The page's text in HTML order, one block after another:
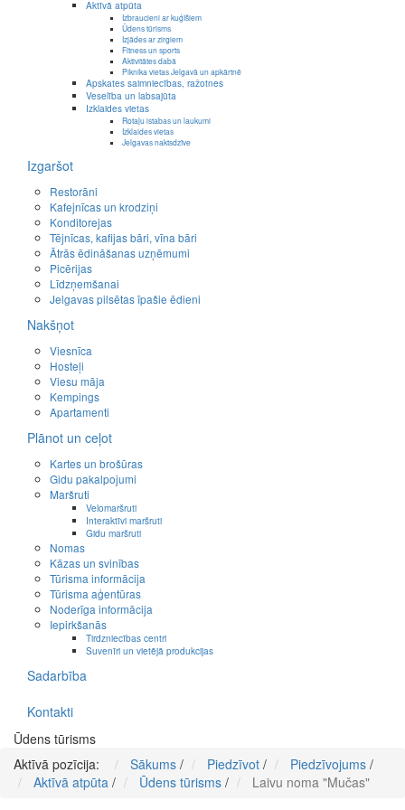
Aktīvā atpūta
Izbraucieni ar kuģīšiem
Ūdens tūrisms
Izjādes ar zirgiem
Fitness un sports
Aktivitātes dabā
Piknika vietas Jelgavā un apkārtnē
Apskates saimniecības, ražotnes
Veselība un labsajūta
Izklaides vietas
Rotaļu istabas un laukumi
Izklaides vietas
Jelgavas naktsdzīve
Izgaršot
Restorāni
Kafejnīcas un krodziņi
Konditorejas
Tējnīcas, kafijas bāri, vīna bāri
Ātrās ēdināšanas uzņēmumi
Picērijas
Līdzņemšanai
Jelgavas pilsētas īpašie ēdieni
Nakšņot
Viesnīca
Hosteļi
Viesu māja
Kempings
Apartamenti
Plānot un ceļot
Kartes un brošūras
Gidu pakalpojumi
Maršruti
Velomaršruti
Interaktīvi maršruti
Gidu maršruti
Nomas
Kāzas un svinības
Tūrisma informācija
Tūrisma aģentūras
Noderīga informācija
Iepirkšanās
Tirdzniecības centri
Suvenīri un vietējā produkcijas
Sadarbība
Kontakti
Ūdens tūrisms
Aktīvā pozīcija:
Sākums / Piedzīvot / Piedzīvojums /
Aktīvā atpūta / Ūdens tūrisms / Laivu noma "Mučas"